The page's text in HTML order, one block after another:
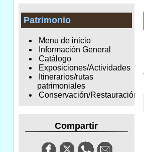
Patrimonio
Menu de inicio
Información General
Catálogo
Exposiciones/Actividades
Itinerarios/rutas
patrimoniales
Conservación/Restauración
Compartir